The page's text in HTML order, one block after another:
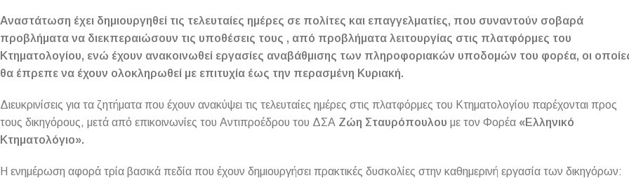
Αναστάτωση έχει δημιουργηθεί τις τελευταίες ημέρες σε πολίτες και επαγγελματίες, που συναντούν σοβαρά
προβλήματα να διεκπεραιώσουν τις υποθέσεις τους , από προβλήματα λειτουργίας στις πλατφόρμες του
Κτηματολογίου, ενώ έχουν ανακοινωθεί εργασίες αναβάθμισης των πληροφοριακών υποδομών του φορέα, οι
θα έπρεπε να έχουν ολοκληρωθεί με επιτυχία έως την περασμένη Κυριακή.
Διευκρινίσεις για τα ζητήματα που έχουν ανακύψει τις τελευταίες ημέρες στις πλατφόρμες του Κτηματολογίου παρέχονται προς
τους δικηγόρους, μετά από επικοινωνίες του Αντιπροέδρου του ΔΣΑ Ζώη Σταυρόπουλου με τον Φορέα «Ελληνικό
Κτηματολόγιο».
Η ενημέρωση αφορά τρία βασικά πεδία που έχουν δημιουργήσει πρακτικές δυσκολίες στην καθημερινή εργασία των δικηγόρων: